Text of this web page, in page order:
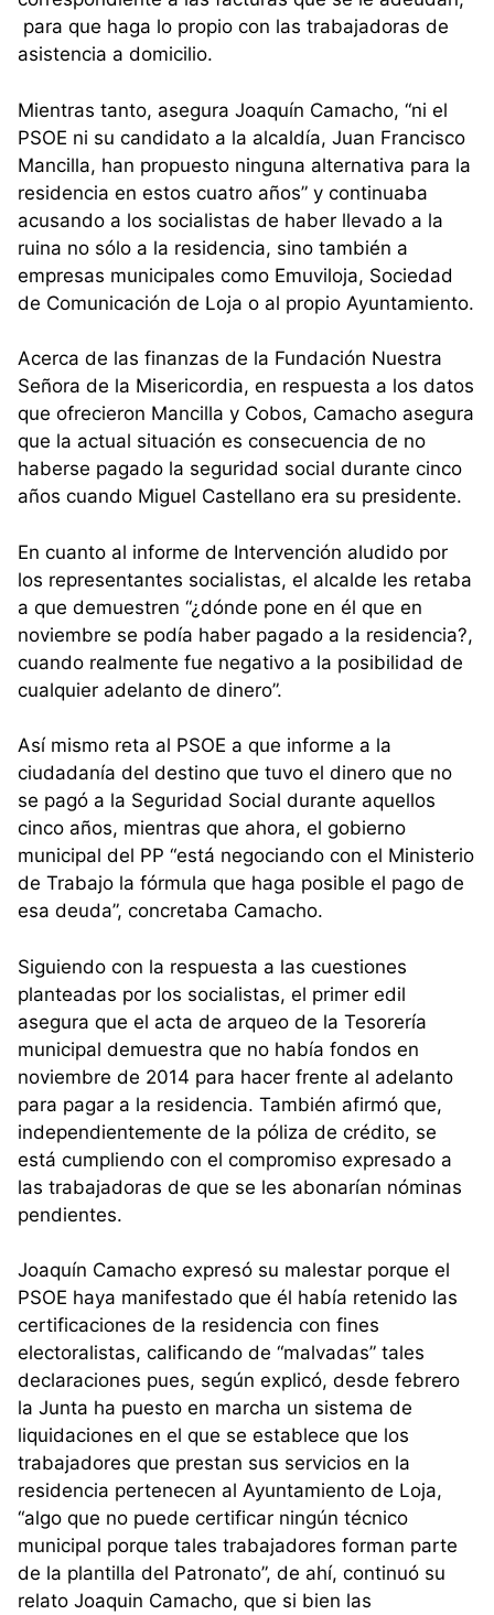
para que haga lo propio con las trabajadoras de
asistencia a domicilio.
Mientras tanto, asegura Joaquín Camacho, “ni el
PSOE ni su candidato a la alcaldía, Juan Francisco
Mancilla, han propuesto ninguna alternativa para la
residencia en estos cuatro años” y continuaba
acusando a los socialistas de haber llevado a la
ruina no sólo a la residencia, sino también a
empresas municipales como Emuviloja, Sociedad
de Comunicación de Loja o al propio Ayuntamiento.
Acerca de las finanzas de la Fundación Nuestra
Señora de la Misericordia, en respuesta a los datos
que ofrecieron Mancilla y Cobos, Camacho asegura
que la actual situación es consecuencia de no
haberse pagado la seguridad social durante cinco
años cuando Miguel Castellano era su presidente.
En cuanto al informe de Intervención aludido por
los representantes socialistas, el alcalde les retaba
a que demuestren “¿dónde pone en él que en
noviembre se podía haber pagado a la residencia?,
cuando realmente fue negativo a la posibilidad de
cualquier adelanto de dinero”.
Así mismo reta al PSOE a que informe a la
ciudadanía del destino que tuvo el dinero que no
se pagó a la Seguridad Social durante aquellos
cinco años, mientras que ahora, el gobierno
municipal del PP “está negociando con el Ministerio
de Trabajo la fórmula que haga posible el pago de
esa deuda”, concretaba Camacho.
Siguiendo con la respuesta a las cuestiones
planteadas por los socialistas, el primer edil
asegura que el acta de arqueo de la Tesorería
municipal demuestra que no había fondos en
noviembre de 2014 para hacer frente al adelanto
para pagar a la residencia. También afirmó que,
independientemente de la póliza de crédito, se
está cumpliendo con el compromiso expresado a
las trabajadoras de que se les abonarían nóminas
pendientes.
Joaquín Camacho expresó su malestar porque el
PSOE haya manifestado que él había retenido las
certificaciones de la residencia con fines
electoralistas, calificando de “malvadas” tales
declaraciones pues, según explicó, desde febrero
la Junta ha puesto en marcha un sistema de
liquidaciones en el que se establece que los
trabajadores que prestan sus servicios en la
residencia pertenecen al Ayuntamiento de Loja,
“algo que no puede certificar ningún técnico
municipal porque tales trabajadores forman parte
de la plantilla del Patronato”, de ahí, continuó su
relato Joaquin Camacho, que si bien las